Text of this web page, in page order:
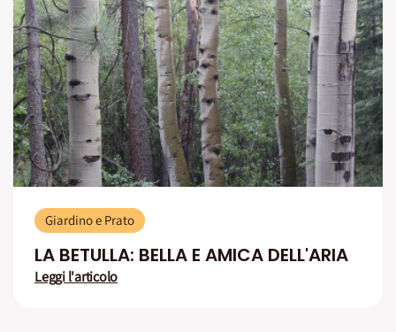
Giardino e Prato
LA BETULLA: BELLA E AMICA DELL'ARIA
Leggi l'articolo